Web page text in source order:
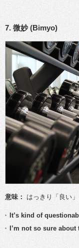
7. 微妙 (Bimyo)
意味： はっきり「良い
It’s kind of
I’m not so sure about